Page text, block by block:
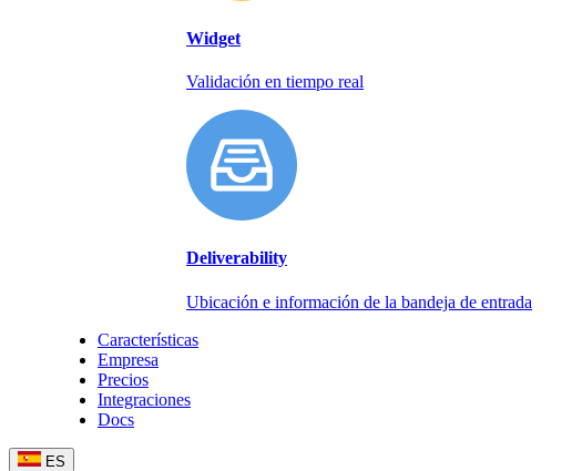
Widget
Validación en tiempo real
Deliverability
Ubicación e información de la bandeja de entrada
Características
Empresa
Precios
Integraciones
Docs
ES